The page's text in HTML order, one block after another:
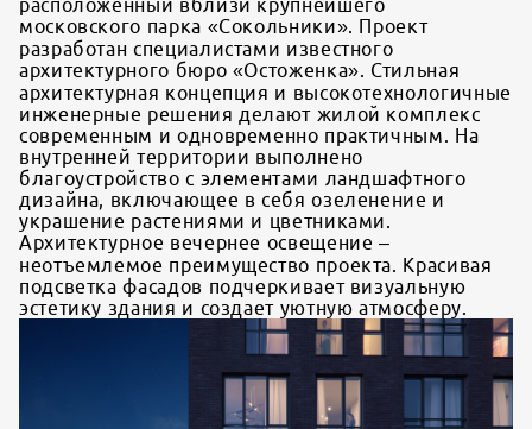
расположенный вблизи крупнейшего
московского парка «Сокольники». Проект
разработан специалистами известного
архитектурного бюро «Остоженка». Стильная
архитектурная концепция и высокотехнологичные
инженерные решения делают жилой комплекс
современным и одновременно практичным. На
внутренней территории выполнено
благоустройство с элементами ландшафтного
дизайна, включающее в себя озеленение и
украшение растениями и цветниками.
Архитектурное вечернее освещение –
неотъемлемое преимущество проекта. Красивая
подсветка фасадов подчеркивает визуальную
эстетику здания и создает уютную атмосферу.